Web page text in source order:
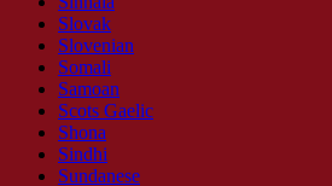
Slovak
Slovenian
Somali
Samoan
Scots Gaelic
Shona
Sindhi
Sundanese